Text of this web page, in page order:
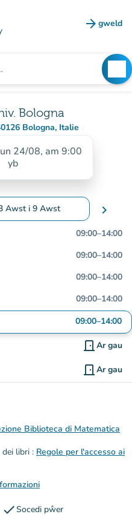
arrow_forward gweld
(tab
Bologna
Bologna, Italie
Google Maps)
24/08, am 9:00
yb
Awst i 9 Awst
i newid dyddiadau chevron_right
09:00–14:00
09:00–14:00
09:00–14:00
09:00–14:00
09:00–14:00
door_front Ar gau
door_front Ar gau
Biblioteca di Matematica
libri : Regole per l'accesso ai
checkSocedi pŵer